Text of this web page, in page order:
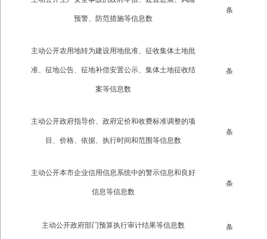
预警、防范措施等信息数
条
主动公开农用地转为建设用地批准、征收集体土地批
准、征地公告、征地补偿安置公示、集体土地征收结
案等信息数
条
主动公开政府指导价、政府定价和收费标准调整的项
目、价格、依据、执行时间和范围等信息数
条
主动公开本市企业信用信息系统中的警示信息和良好
信息等信息数
条
主动公开政府部门预算执行审计结果等信息数 条